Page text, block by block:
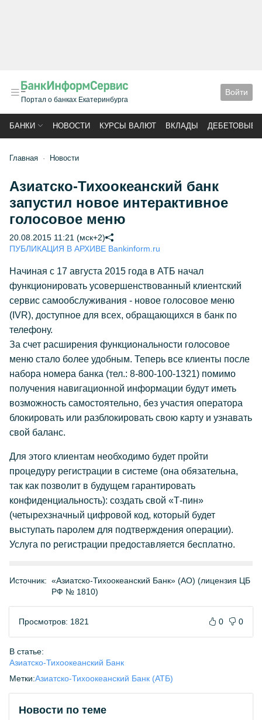
Портал о банках Екатеринбурга
Войти
БАНКИ НОВОСТИ КУРСЫ ВАЛЮТ ВКЛАДЫ ДЕБЕТОВЫЕ
Главная Новости
Азиатско-Тихоокеанский банк
запустил новое интерактивное
голосовое меню
20.08.2015 11:21 (мск+2)
ПУБЛИКАЦИЯ В АРХИВЕ Bankinform.ru
Начиная с 17 августа 2015 года в АТБ начал
функционировать усовершенствованный клиентский
сервис самообслуживания - новое голосовое меню
(IVR), доступное для всех, обращающихся в банк по
телефону.
За счет расширения функциональности голосовое
меню стало более удобным. Теперь все клиенты после
набора номера банка (тел.: 8-800-100-1321) помимо
получения навигационной информации будут иметь
возможность самостоятельно, без участия оператора
блокировать или разблокировать свою карту и узнавать
свой баланс.
Для этого клиентам необходимо будет пройти
процедуру регистрации в системе (она обязательна,
так как позволит в будущем гарантировать
конфиденциальность): создать свой «Т-пин»
(четырехзначный цифровой код, который будет
выступать паролем для подтверждения операции).
Услуга по регистрации предоставляется бесплатно.
Источник: «Азиатско-Тихоокеанский Банк» (АО) (лицензия ЦБ
РФ № 1810)
Просмотров: 1821 0 0
В статье:
Азиатско-Тихоокеанский Банк
Метки:Азиатско-Тихоокеанский Банк (АТБ)
Новости по теме